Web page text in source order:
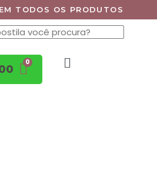
TODOS OS PRODUTOS